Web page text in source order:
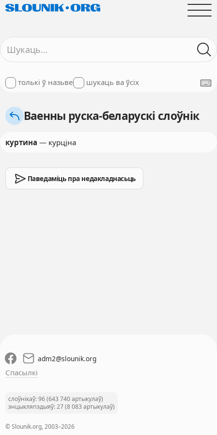
толькі ў назьве шукаць ва ўсіх
Ваенны руска-беларускі слоўнік
куртина — курціна
Паведаміць пра недакладнасьць
adm2@slounik.org
Спасылкі
слоўнікаў: 96 (643 740 артыкулаў)
энцыкляпэдыяў: 27 (8 083 артыкулаў)
© Slounik.org, 2003–2026